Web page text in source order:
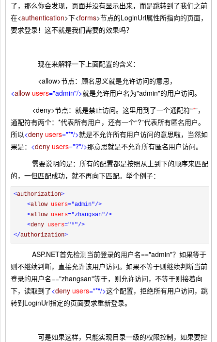
了，那么你会发现，页面并没有显示出来，而是跳转到了我们之前
在<authentication>下<forms>节点的LoginUrl属性所指向的页面，
要求登录！这不就是我们需要的效果吗？
现在来解释一下上面配置的含义：
<allow>节点：顾名思义就是允许访问的意思，
<allow users="admin"/>就是允许用户名为"admin"的用户访问。
<deny>节点：就是禁止访问。这里用到了一个通配符“*”，
通配符有两个：*代表所有用户，还有一个“?”代表所有匿名用户。
所以<deny users="*"/>就是不允许所有用户访问的意思啦，当然如
果是： <deny users="?"/>那意思就是不允许所有匿名用户访问。
需要说明的是：所有的配置都是按照从上到下的顺序来匹配
的，一但匹配成功，就不再向下匹配。举个例子：
<authorization>
<allow users="admin"/>
<allow users="zhangsan"/>
<deny users="*"/>
</authorization>
ASP.NET首先检测当前登录的用户名=="admin"？如果等于
则不继续判断，直接允许该用户访问。如果不等于则继续判断当前
登录的用户名=="zhangsan"等于，则允许访问，不等于则接着向
下，读取到了<deny users="*"/>这个配置，拒绝所有用户访问，跳
转到LoginUrl指定的页面要求重新登录。
可是如果这样，只能实现目录一级的权限控制，如果要控